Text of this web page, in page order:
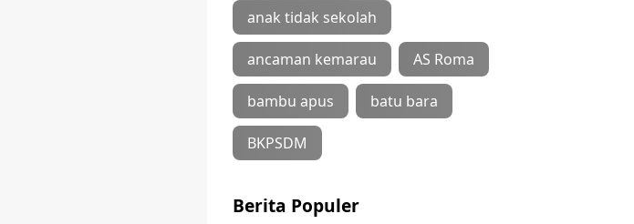
anak tidak sekolah
ancaman kemarau AS Roma
bambu apus batu bara
BKPSDM
Berita Populer